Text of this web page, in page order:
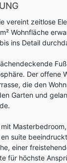
vereint zeitlose
Wohnfläche
ins Detail
Der offene
die den
Garten und
suite
einer
für höchste